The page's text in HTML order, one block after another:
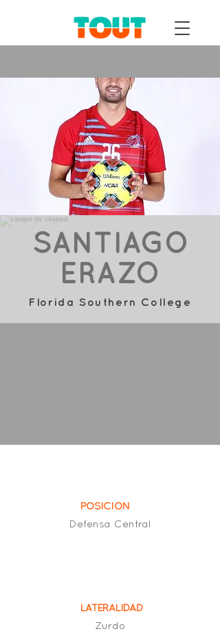
SANTIAGO
ERAZO
Florida Southern College
POSICIÓN
Defensa Central
LATERALIDAD
Zurdo